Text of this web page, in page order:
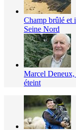
Champ brûlé et
Seine Nord
Marcel Deneux,
éteint